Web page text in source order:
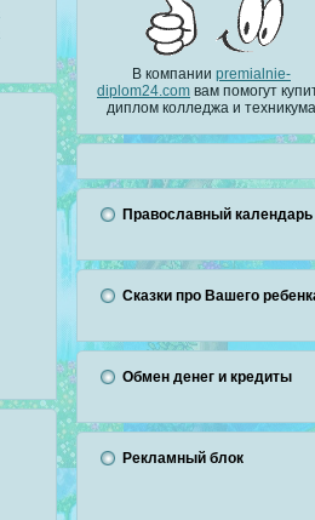
В компании premialnie-
diplom24.com вам помогут
диплом колледжа и техникума
Православный календарь
Сказки про Вашего
Обмен денег и кредиты
Рекламный блок